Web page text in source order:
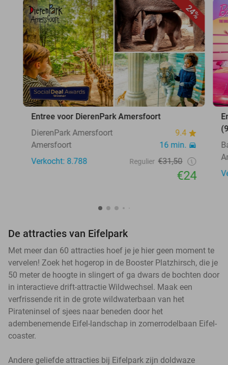
24%
Entree voor DierenPark Amersfoort
DierenPark Amersfoort
9.4
Amersfoort
16 min.
Verkocht: 8.788
Regulier €31,50
€24
De attracties van Eifelpark
Met meer dan 60 attracties hoef je je hier geen moment te
vervelen! Zoek het hogerop in de Booster Platzhirsch, die je
50 meter de hoogte in slingert of ga dwars de bochten door
in interactieve drift-attractie Wildwechsel. Maak een
verfrissende rit in de grote wildwaterbaan van het
Pirateninsel of sjees naar beneden door het
adembenemende Eifel-landschap in zomerrodelbaan Eifel-
coaster.
Andere geliefde attracties bij Eifelpark zijn doldwaze